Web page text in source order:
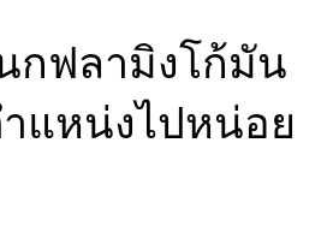
กฟลามิงโก้มัน
แหน่งไปหน่อย